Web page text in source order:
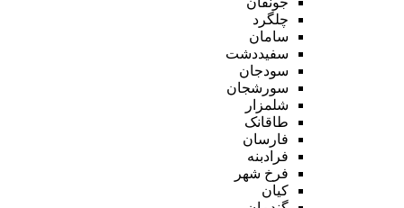
چلگرد
سامان
سفیددشت
سودجان
سورشجان
شلمزار
طاقانک
فارسان
فرادبنه
فرخ شهر
کیان